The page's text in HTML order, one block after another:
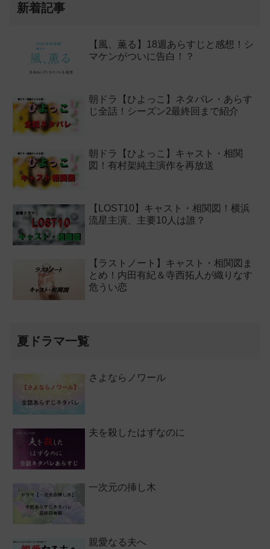
新着記事
【風、薫る】18週あらすじと感想！シ
マケンがついに告白！？
朝ドラ【ひよっこ】ネタバレ・あらす
じ全話！シーズン2最終回まで紹介
朝ドラ【ひよっこ】キャスト・相関
図！有村架純主演作を再放送
【LOST10】キャスト・相関図！横浜
流星主演、主要10人は誰？
【ラストノート】キャスト・相関図ま
とめ！内田有紀＆寺西拓人が織りなす
危うい恋
夏ドラマ一覧
さよならノワール
夫を殺したはずなのに
一次元の挿し木
親愛なる夫へ